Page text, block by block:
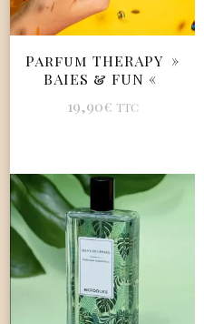
Parfum THERAPY »
BAIES & FUN «
19,90€ TTC